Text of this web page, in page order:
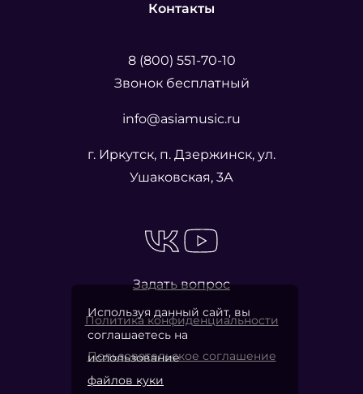
Контакты
8 (800) 551-70-10
Звонок бесплатный
info@asiamusic.ru
г. Иркутск, п. Дзержинск, ул.
Ушаковская, 3А
Задать вопрос
Политика конфиденциальности
Пользовательское соглашение
Используя данный сайт, вы
соглашаетесь на
использование
файлов куки